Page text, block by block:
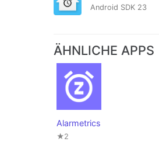
Android SDK 23
ÄHNLICHE APPS
Alarmetrics
★2